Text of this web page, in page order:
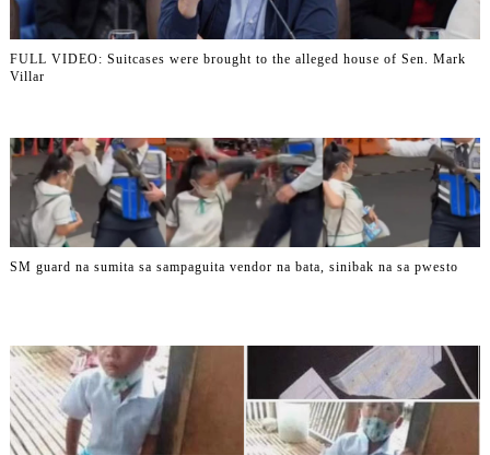
FULL VIDEO: Suitcases were brought to the alleged house of Sen. Mark
Villar
SM guard na sumita sa sampaguita vendor na bata, sinibak na sa pwesto